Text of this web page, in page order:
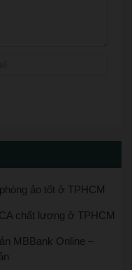
ảo tốt ở TPHCM
chất lượng ở TPHCM
MBBank Online –